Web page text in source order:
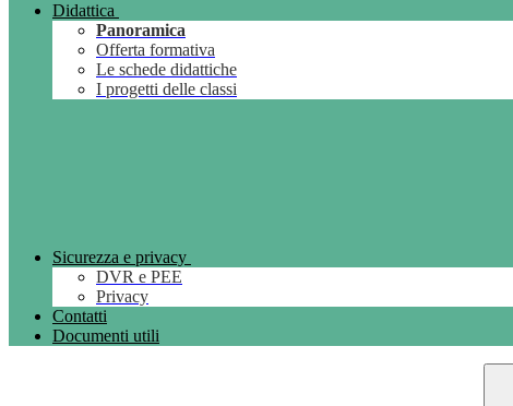
Didattica
Panoramica
Offerta formativa
Le schede didattiche
I progetti delle classi
Sicurezza e privacy
DVR e PEE
Privacy
Contatti
Documenti utili